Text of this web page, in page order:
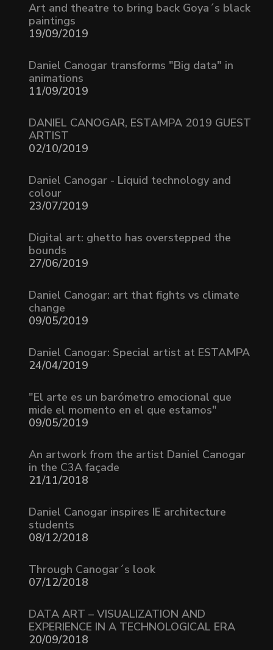
Art and theatre to bring back Goya´s black
paintings
19/09/2019
Daniel Canogar transforms "Big data" in
animations
11/09/2019
DANIEL CANOGAR, ESTAMPA 2019 GUEST
ARTIST
02/10/2019
Daniel Canogar - Liquid technology and
colour
23/07/2019
Digital art: ghetto has overstepped the
bounds
27/06/2019
Daniel Canogar: art that fights vs climate
change
09/05/2019
Daniel Canogar: Special artist at ESTAMPA
24/04/2019
"El arte es un barómetro emocional que
mide el momento en el que estamos"
09/05/2019
An artwork from the artist Daniel Canogar
in the C3A façade
21/11/2018
Daniel Canogar inspires IE architecture
students
08/12/2018
Through Canogar´s look
07/12/2018
DATA ART – VISUALIZATION AND
EXPERIENCE IN A TECHNOLOGICAL ERA
20/09/2018